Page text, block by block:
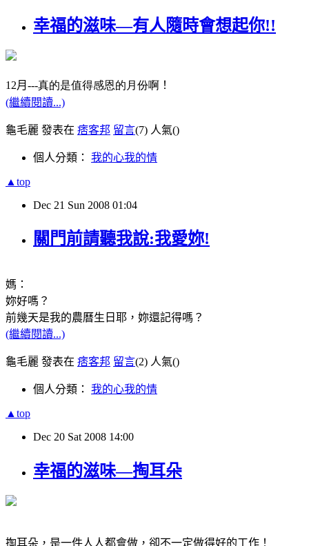
幸福的滋味—有人隨時會想起你!!
12月 ---真的是值得感恩的月份啊 ！
(繼續閱讀...)
龜毛麗 發表在 痞客邦 留言(7) 人氣()
個人分類： 我的心我的情
▲top
Dec 21 Sun 2008 01:04
關門前請聽我說:我愛妳!
媽：
妳好嗎？
前幾天是我的農曆生日耶，妳還記得嗎？
(繼續閱讀...)
龜毛麗 發表在 痞客邦 留言(2) 人氣()
個人分類： 我的心我的情
▲top
Dec 20 Sat 2008 14:00
幸福的滋味—掏耳朵
掏耳朵，是一件人人都會做，卻不一定做得好的工作！